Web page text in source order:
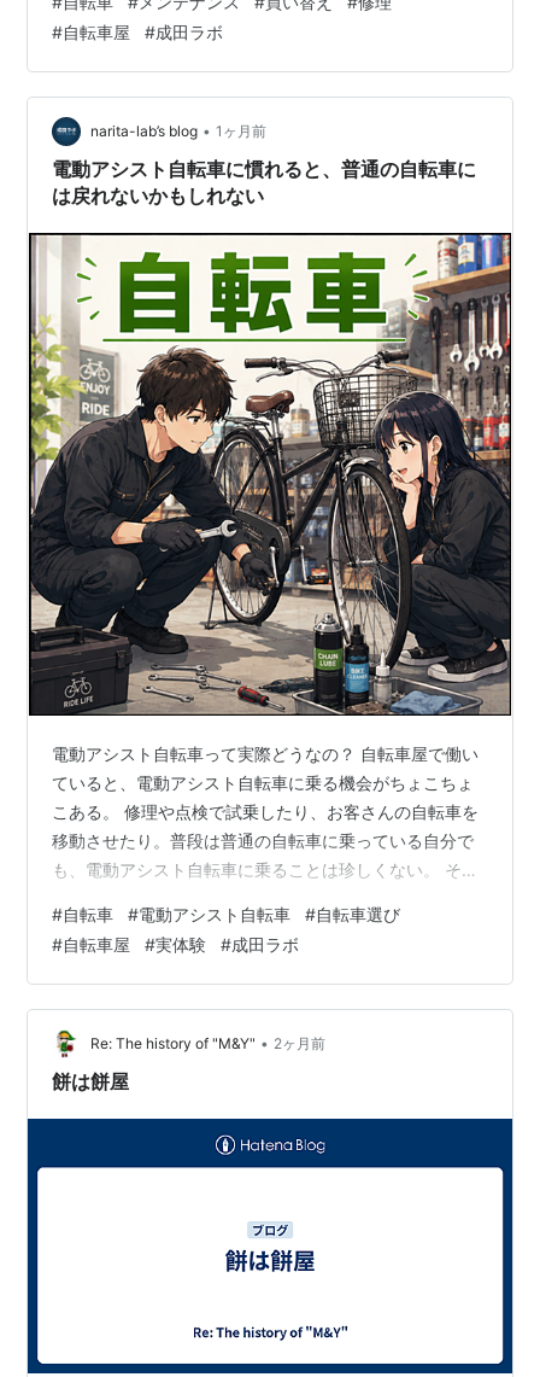
勤で使っていて、雨の日も乗る。 さらに屋外で雨ざら
し。 こういう使い方だと、どうしても消耗は早くなる。
逆に、 屋内保管 定期的に空気を入れる 年に1回点検に出
す といった使い方なら、かなり長く乗れることも珍しく
ない。 だから、 👉 「自転車の寿命は○年です！」 と断
言するのは難…
#自転車屋 #成田ラボ
narita-lab’s blog • 1ヶ月前
電動アシスト自転車に慣れると、普通の自転車に
は戻れないかもしれない
電動アシスト自転車って実際どうなの？ 自転車屋で働い
ていると、電動アシスト自転車に乗る機会がちょこちょ
こある。 修理や点検で試乗したり、お客さんの自転車を
移動させたり。普段は普通の自転車に乗っている自分で
も、電動アシスト自転車に乗ることは珍しくない。 そこ
な……」 ということだ。 正直な話、自分も最初は 「ま
ぁ、ちょっと楽になるくらいでしょ？」 くらいに思って
いた。 でも実際に乗ってみると、その印象はかなり変わ
った。 漕ぎ出しは軽いし、坂道もスイスイ登っていく。
荷物を積んでいても、それほど苦にならない。 特に普段
から自転車を使っている人ほど、その…
#自転車 #電動アシスト自転車 #自転車選び
#自転車屋 #実体験 #成田ラボ
Re: The history of "M&Y" • 2ヶ月前
餅は餅屋